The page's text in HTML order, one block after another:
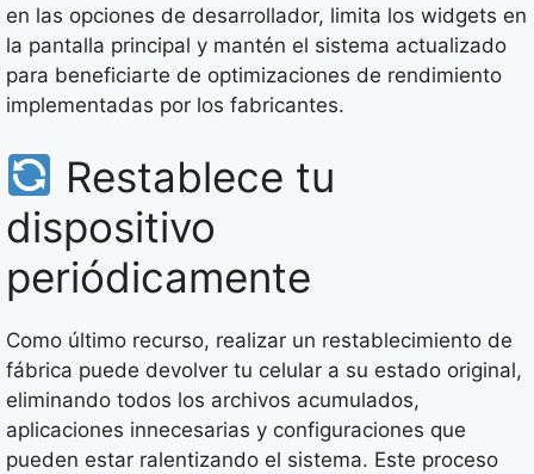
en las opciones de desarrollador, limita los widgets en
la pantalla principal y mantén el sistema actualizado
para beneficiarte de optimizaciones de rendimiento
implementadas por los fabricantes.
Restablece tu
dispositivo
periódicamente
Como último recurso, realizar un restablecimiento de
fábrica puede devolver tu celular a su estado original,
eliminando todos los archivos acumulados,
aplicaciones innecesarias y configuraciones que
pueden estar ralentizando el sistema. Este proceso